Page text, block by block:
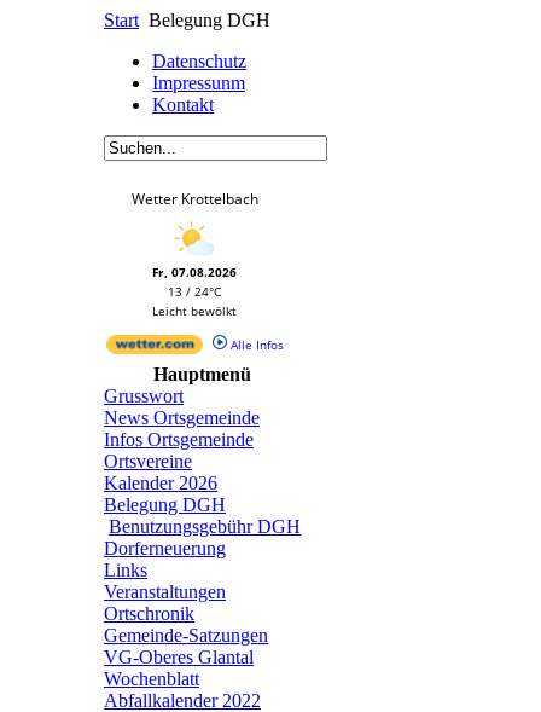
Start Belegung DGH
Datenschutz
Impressunm
Kontakt
Wetter Krottelbach
Fr, 07.08.2026
13 / 24°C
Leicht bewölkt
Alle Infos
Hauptmenü
Grusswort
News Ortsgemeinde
Infos Ortsgemeinde
Ortsvereine
Kalender 2026
Belegung DGH
Benutzungsgebühr DGH
Dorferneuerung
Links
Veranstaltungen
Ortschronik
Gemeinde-Satzungen
VG-Oberes Glantal
Wochenblatt
Abfallkalender 2022